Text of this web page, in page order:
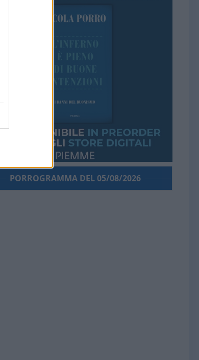
PORROGRAMMA DEL 05/08/2026